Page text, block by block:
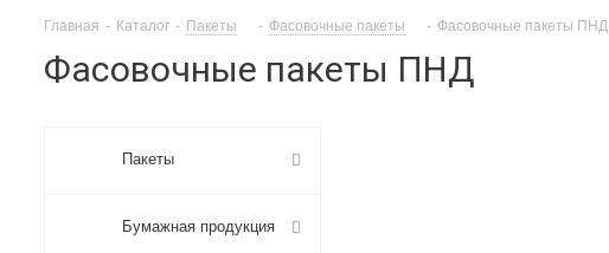
Главная - Каталог - Пакеты - Фасовочные пакеты - Фасовочные пакеты ПНД
Фасовочные пакеты ПНД
Пакеты
Бумажная продукция